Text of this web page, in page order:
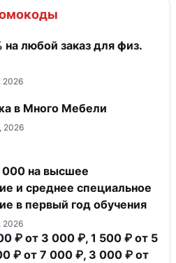
на любой заказ для физ.
2026
в Много Мебели
2026
000 на высшее
и среднее специальное
в первый год обучения
2026
₽ от 3 000 ₽, 1 500 ₽ от 5
₽ от 7 000 ₽, 3 000 ₽ от